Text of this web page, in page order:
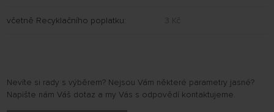
včetně Recyklačního poplatku: 3 Kč
Nevíte si rady s výběrem? Nejsou Vám některé parametry jasné?
Napište nám Váš dotaz a my Vás s odpovědí kontaktujeme.